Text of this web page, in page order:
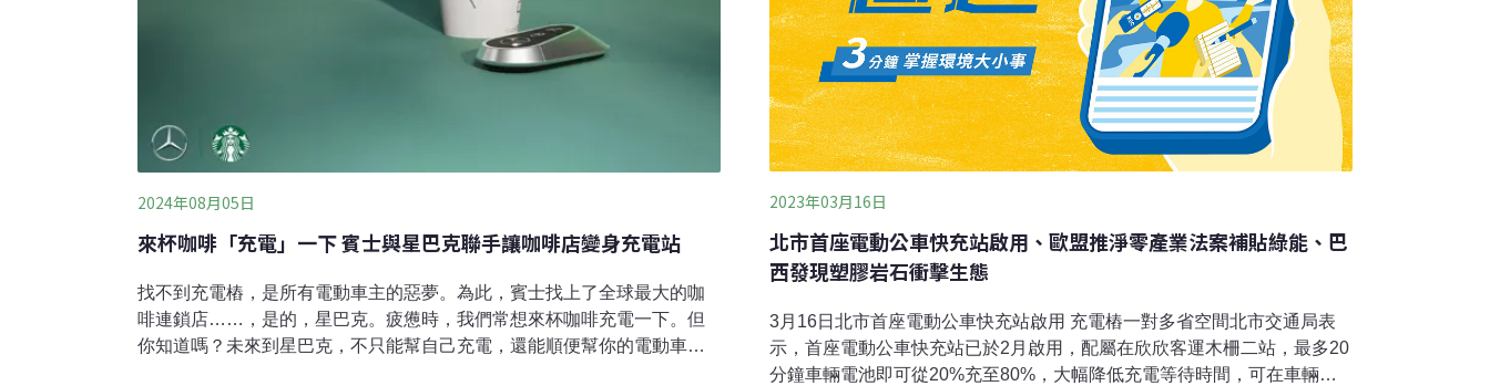
2024年08月05日
來杯咖啡「充電」一下 賓士與星巴克聯手讓咖啡店變身充電站
找不到充電樁，是所有電動車主的惡夢。為此，賓士找上了全球最大的咖
啡連鎖店……，是的，星巴克。疲憊時，我們常想來杯咖啡充電一下。但
你知道嗎？未來到星巴克，不只能幫自己充電，還能順便幫你的電動車充
2023年03月16日
北市首座電動公車快充站啟用、歐盟推淨零產業法案補貼綠能、巴
西發現塑膠岩石衝擊生態
3月16日北市首座電動公車快充站啟用 充電樁一對多省空間北市交通局表
示，首座電動公車快充站已於2月啟用，配屬在欣欣客運木柵二站，最多20
分鐘車輛電池即可從20%充至80%，大幅降低充電等待時間，可在車輛返